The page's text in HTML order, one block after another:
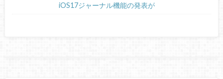
iOS17ジャーナル機能の発表が